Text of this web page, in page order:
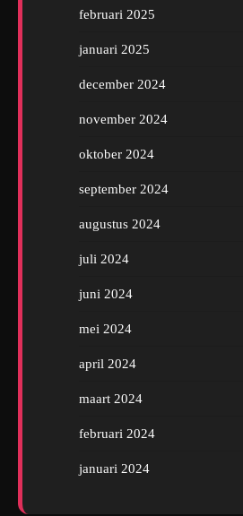
februari 2025
januari 2025
december 2024
november 2024
oktober 2024
september 2024
augustus 2024
juli 2024
juni 2024
mei 2024
april 2024
maart 2024
februari 2024
januari 2024